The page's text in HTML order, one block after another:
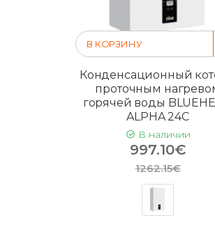
В КОРЗИНУ
Конденсационный
проточным
горячей воды
ALPHA 24C
В наличии
997.10€
1262.15€